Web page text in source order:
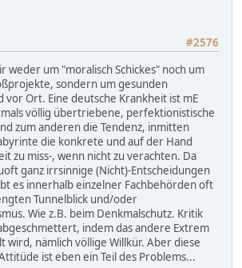
#2576
weder um "moralisch Schickes" noch um
sondern um gesunden
vor Ort. Eine deutsche Krankheit ist mE
völlig übertriebene, perfektionistische
zum anderen die Tendenz, inmitten
die konkrete und auf der Hand
zu miss-, wenn nicht zu verachten. Da
ganz irrsinnige (Nicht)-Entscheidungen
es innerhalb einzelner Fachbehörden oft
Tunnelblick und/oder
Wie z.B. beim Denkmalschutz. Kritik
indem das andere Extrem
wird, nämlich völlige Willkür. Aber diese
ist eben ein Teil des Problems...